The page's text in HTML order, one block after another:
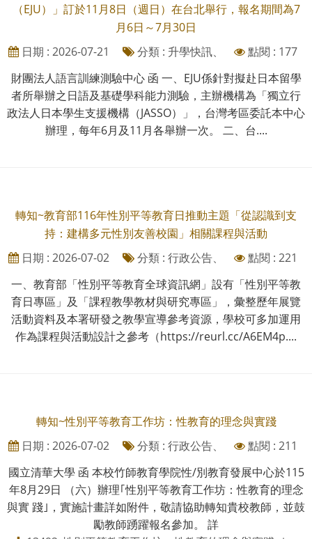
（EJU）」訂於11月8日（週日）在台北舉行，報名期間為7
月6日～7月30日
日期 : 2026-07-21
分類 : 升學快訊、
點閱 : 177
財團法人語言訓練測驗中心 函 一、EJU係針對擬赴日本留學
者所舉辦之日語及基礎學科能力測驗，主辦機構為「獨立行
政法人日本學生支援機構（JASSO）」，台灣考區委託本中心
辦理，每年6月及11月各舉辦一次。 二、台....
轉知~教育部116年性別平等教育日推動主題「從認識到支
持：建構多元性別友善校園」相關課程與活動
日期 : 2026-07-02
分類 : 行政公告、
點閱 : 221
一、教育部「性別平等教育全球資訊網」設有「性別平等教
育日專區」及「課程教學教材與研究專區」，彙整歷年展覽
活動資料及本署研發之教學宣導參考資源，學校可多加運用
作為課程與活動設計之參考（https://reurl.cc/A6EM4p....
轉知~性別平等教育工作坊：性教育的理念與實踐
日期 : 2026-07-02
分類 : 行政公告、
點閱 : 211
國立清華大學 函 本校竹師教育學院性/別教育發展中心於115
年8月29日 （六）辦理｢性別平等教育工作坊：性教育的理念
與實 踐｣，實施計畫詳如附件，敬請協助轉知貴校教師，並鼓
勵教師踴躍報名參加。 詳